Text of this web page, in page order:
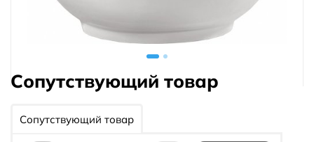
Сопутствующий товар
Сопутствующий товар